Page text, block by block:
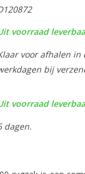
voorraad
voor afhalen in
bij
voorraad
dagen.